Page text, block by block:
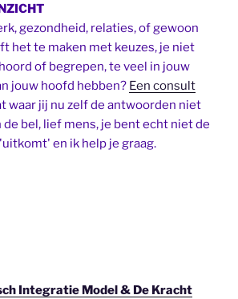
gezondheid, relaties, of gewoon
het te maken met keuzes, je niet
of begrepen, te veel in jouw
jouw hoofd hebben? Een consult
waar jij nu zelf de antwoorden niet
de bel, lief mens, je bent echt niet de
en ik help je graag.
Integratie Model & De Kracht